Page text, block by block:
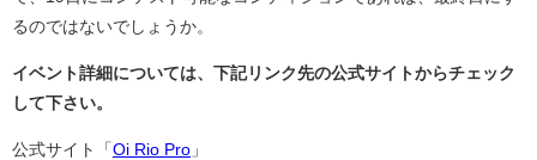
るのではないでしょうか。
イベント詳細については、下記リンク先の公式サイトからチェック
して下さい。
公式サイト「 Oi Rio Pro 」